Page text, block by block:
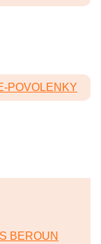
POVOLENKY
BEROUN